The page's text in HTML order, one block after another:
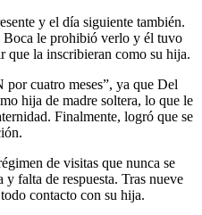
y el día siguiente también.
Boca le prohibió verlo y él tuvo
que la inscribieran como su hija.
cuatro meses”, ya que Del
hija de madre soltera, lo que le
Finalmente, logró que se
de visitas que nunca se
y falta de respuesta. Tras nueve
contacto con su hija.